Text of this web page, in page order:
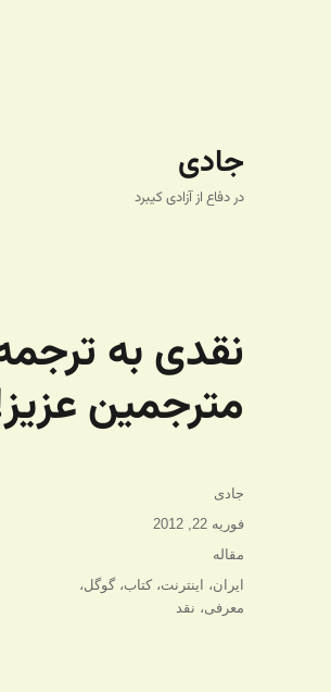
جادی
در دفاع از آزادی کیبرد
نقدی به
مترجمین
نویسنده
جادی
ارسال
شده
فوریه 22, 2012
دسته‌ها
مقاله
برچسب‌ها
ایران، اینترنت،کتاب،گوگل،
معرفی، نقد